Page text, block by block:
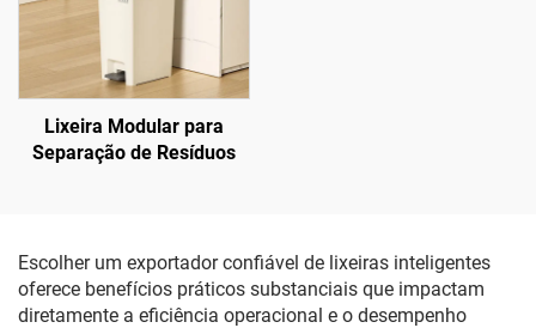
Lixeira Modular para
Separação de Resíduos
Escolher um exportador confiável de lixeiras inteligentes
oferece benefícios práticos substanciais que impactam
diretamente a eficiência operacional e o desempenho